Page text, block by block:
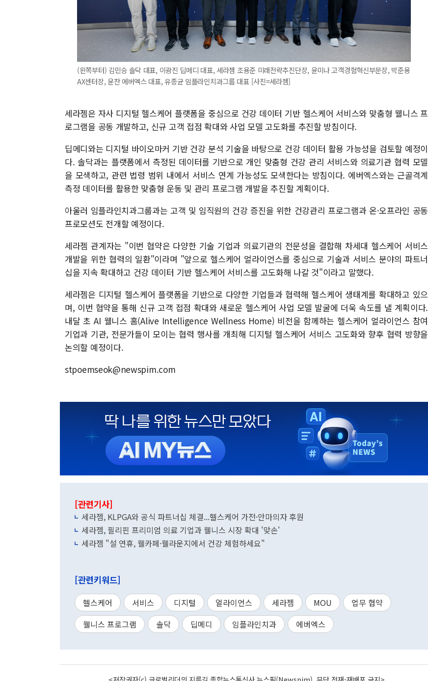
(왼쪽부터) 김민승 솔닥 대표, 이광진 딥메디 대표, 세라젬 조용준 미래전략추진단장, 윤미나 고객경험혁신부문장, 박준용
AX센터장, 윤찬 에버엑스 대표, 유종균 임플라인치과그룹 대표 [사진=세라젬]
세라젬은 자사 디지털 헬스케어 플랫폼을 중심으로 건강 데이터 기반 헬스케어 서비스와 맞춤형 웰니스 프
로그램을 공동 개발하고, 신규 고객 접점 확대와 사업 모델 고도화를 추진할 방침이다.
딥메디와는 디지털 바이오마커 기반 건강 분석 기술을 바탕으로 건강 데이터 활용 가능성을 검토할 예정이
다. 솔닥과는 플랫폼에서 측정된 데이터를 기반으로 개인 맞춤형 건강 관리 서비스와 의료기관 협력 모델
을 모색하고, 관련 법령 범위 내에서 서비스 연계 가능성도 모색한다는 방침이다. 에버엑스와는 근골격계
측정 데이터를 활용한 맞춤형 운동 및 관리 프로그램 개발을 추진할 계획이다.
아울러 임플라인치과그룹과는 고객 및 임직원의 건강 증진을 위한 건강관리 프로그램과 온·오프라인 공동
프로모션도 전개할 예정이다.
세라젬 관계자는 "이번 협약은 다양한 기술 기업과 의료기관의 전문성을 결합해 차세대 헬스케어 서비스
개발을 위한 협력의 일환"이라며 "앞으로 헬스케어 얼라이언스를 중심으로 기술과 서비스 분야의 파트너
십을 지속 확대하고 건강 데이터 기반 헬스케어 서비스를 고도화해 나갈 것"이라고 말했다.
세라젬은 디지털 헬스케어 플랫폼을 기반으로 다양한 기업들과 협력해 헬스케어 생태계를 확대하고 있으
며, 이번 협약을 통해 신규 고객 접점 확대와 새로운 헬스케어 사업 모델 발굴에 더욱 속도를 낼 계획이다.
내달 초 AI 웰니스 홈(Alive Intelligence Wellness Home) 비전을 함께하는 헬스케어 얼라이언스 참여
기업과 기관, 전문가들이 모이는 협력 행사를 개최해 디지털 헬스케어 서비스 고도화와 향후 협력 방향을
논의할 예정이다.
stpoemseok@newspim.com
[관련기사]
세라젬, KLPGA와 공식 파트너십 체결...헬스케어 가전·안마의자 후원
세라젬, 필리핀 프리미엄 의료 기업과 웰니스 시장 확대 '맞손'
세라젬 "설 연휴, 웰카페·웰라운지에서 건강 체험하세요"
[관련키워드]
헬스케어 서비스 디지털 얼라이언스 세라젬 MOU
업무 협약
웰니스 프로그램
솔닥 딥메디 임플라인치과 에버엑스